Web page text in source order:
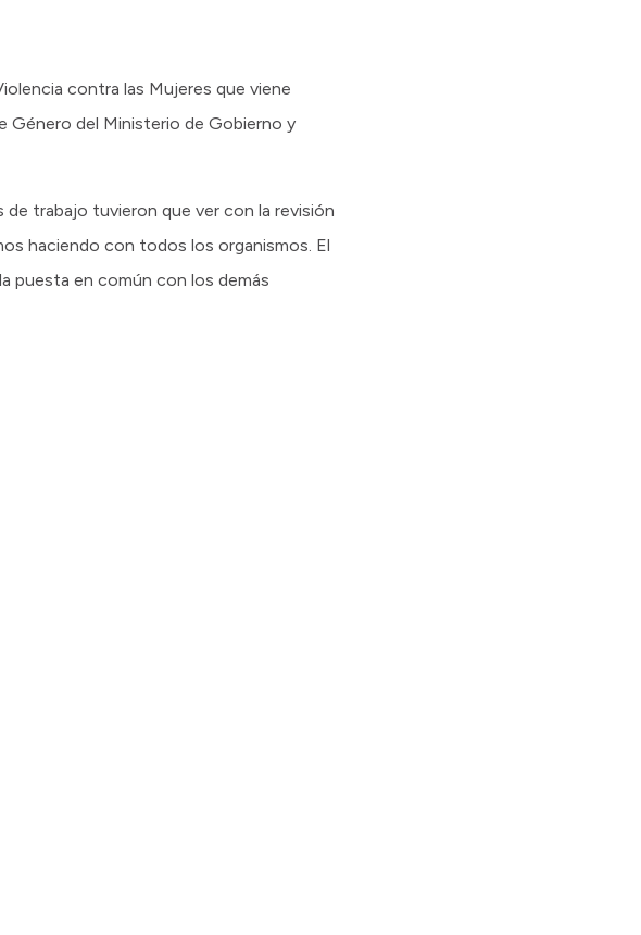
contra las Mujeres que viene
Género del Ministerio de Gobierno y
de trabajo tuvieron que ver con la revisión
haciendo con todos los organismos. El
puesta en común con los demás